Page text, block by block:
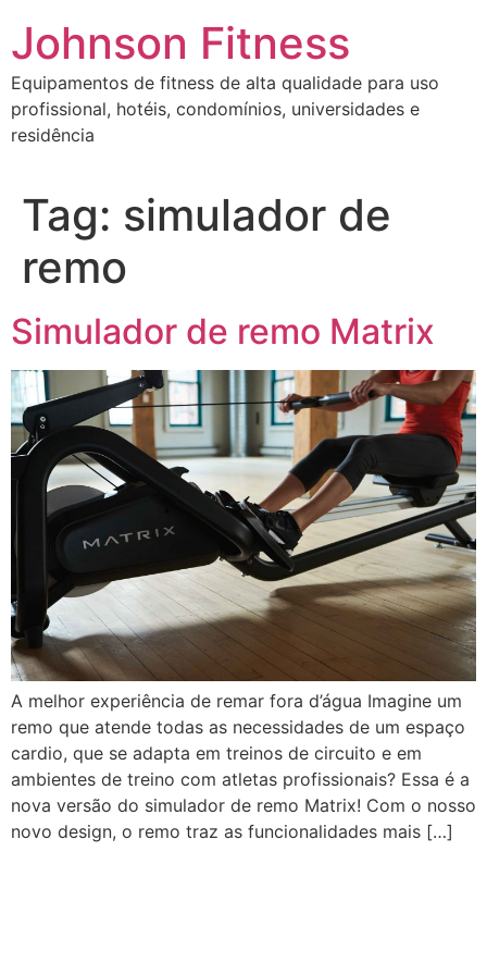
Johnson Fitness
Equipamentos de fitness de alta qualidade para uso
profissional, hotéis, condomínios, universidades e
residência
Tag: simulador de
remo
Simulador de remo Matrix
A melhor experiência de remar fora d’água Imagine um
remo que atende todas as necessidades de um espaço
cardio, que se adapta em treinos de circuito e em
ambientes de treino com atletas profissionais? Essa é a
nova versão do simulador de remo Matrix! Com o nosso
novo design, o remo traz as funcionalidades mais […]